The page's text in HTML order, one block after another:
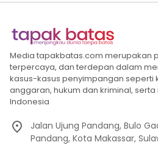
Media tapakbatas.com merupakan
terpercaya, dan terdepan dalam
kasus-kasus penyimpangan seperti
anggaran, hukum dan kriminal,
Indonesia
Jalan Ujung Pandang, Bulo
Pandang, Kota Makassar,